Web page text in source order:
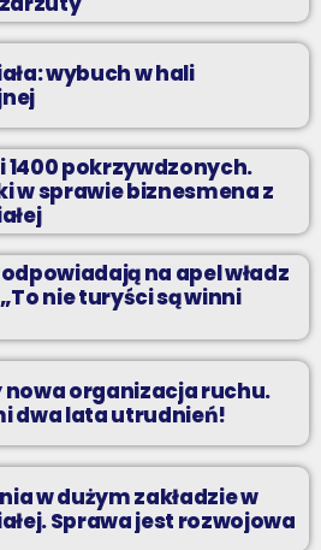
wybuch w hali
i 1400 pokrzywdzonych.
w sprawie biznesmena z
na apel władz
nie turyści są winni
nowa organizacja ruchu.
dwa lata utrudnień!
w dużym zakładzie w
Sprawa jest rozwojowa